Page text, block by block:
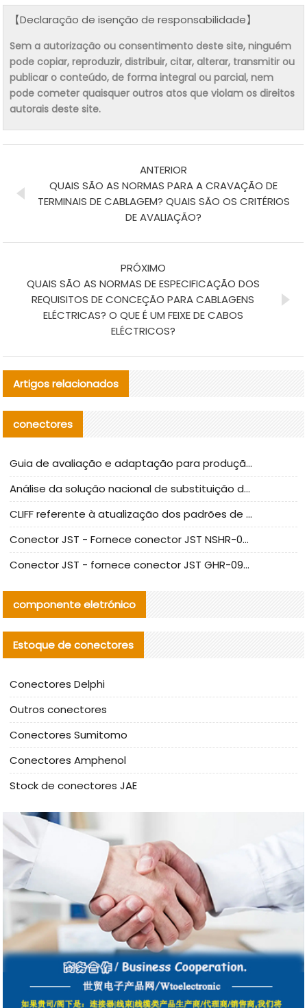
【Declaração de isenção de responsabilidade】
Sem a autorização ou consentimento deste site, ninguém
pode copiar, reproduzir, distribuir, citar, alterar, transmitir ou
publicar o conteúdo, de forma integral ou parcial, nem
pode cometer quaisquer outros atos que violam os direitos
autorais deste site.
ANTERIOR
QUAIS SÃO AS NORMAS PARA A CRAVAÇÃO DE
TERMINAIS DE CABLAGEM? QUAIS SÃO OS CRITÉRIOS
DE AVALIAÇÃO?
PRÓXIMO
QUAIS SÃO AS NORMAS DE ESPECIFICAÇÃO DOS
REQUISITOS DE CONCEÇÃO PARA CABLAGENS
ELÉCTRICAS? O QUE É UM FEIXE DE CABOS
ELÉCTRICOS?
Artigos relacionados
conectores
Guia de avaliação e adaptação para produção em massa de componentes de cabos nacionais CNC Tech
Análise da solução nacional de substituição da linha de alta frequência I-PEX
CLIFF referente à atualização dos padrões de teste de conectores nacionais
Conector JST - Fornece conector JST NSHR-02V-S original | substituto
Conector JST - fornece conector JST GHR-09V-S autêntico | substituto
componente eletrónico
Estoque de conectores
Conectores Delphi
Outros conectores
Conectores Sumitomo
Conectores Amphenol
Stock de conectores JAE